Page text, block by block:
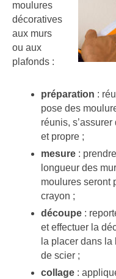
moulures
décoratives
aux murs
ou aux
plafonds :
préparation :
pose des
réunis,
et propre ;
mesure:
longueur des
moulures seront
crayon ;
découpe:
et effectuer la
la placer dans
de scier ;
collage: